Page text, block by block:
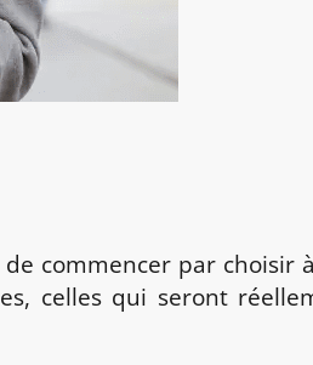
commencer par choisir
celles qui seront